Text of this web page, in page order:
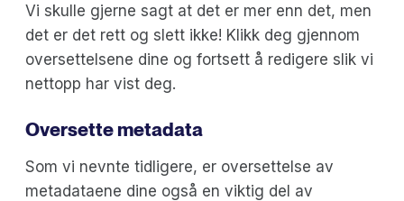
Vi skulle gjerne sagt at det er mer enn det, men
det er det rett og slett ikke! Klikk deg gjennom
oversettelsene dine og fortsett å redigere slik vi
nettopp har vist deg.
Oversette metadata
Som vi nevnte tidligere, er oversettelse av
metadataene dine også en viktig del av